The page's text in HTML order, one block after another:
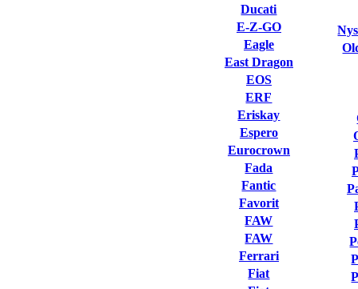
Ducati
E-Z-GO
Eagle
East Dragon
EOS
ERF
Eriskay
Espero
Eurocrown
Fada
Fantic
Favorit
FAW
FAW
Ferrari
Fiat